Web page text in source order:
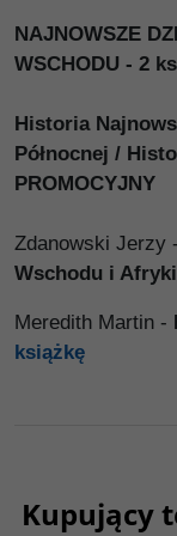
NAJNOWSZE
WSCHODU - 2
Historia
Północnej /
PROMOCYJNY
Zdanowski Jerzy -
Wschodu i Afryki
Meredith Martin -
książkę
Kupujący